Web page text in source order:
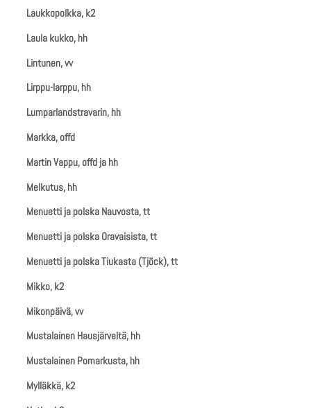
Laukkopolkka, k2
Laula kukko, hh
Lintunen, vv
Lirppu-larppu, hh
Lumparlandstravarin, hh
Markka, offd
Martin Vappu, offd ja hh
Melkutus, hh
Menuetti ja polska Nauvosta, tt
Menuetti ja polska Oravaisista, tt
Menuetti ja polska Tiukasta (Tjöck), tt
Mikko, k2
Mikonpäivä, vv
Mustalainen Hausjärveltä, hh
Mustalainen Pomarkusta, hh
Mylläkkä, k2